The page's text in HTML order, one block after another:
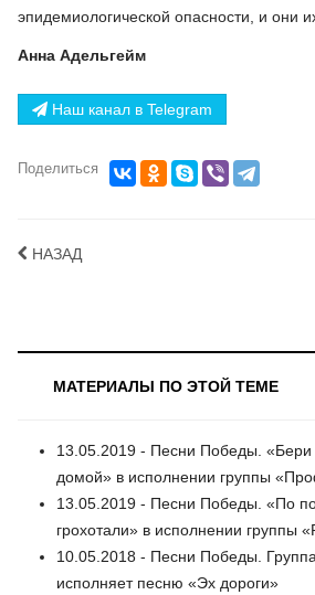
эпидемиологической опасности, и они
Анна Адельгейм
Наш канал в Telegram
Поделиться
НАЗАД
МАТЕРИАЛЫ ПО ЭТОЙ ТЕМЕ
13.05.2019 - Песни Победы.
домой» в исполнении группы
13.05.2019 - Песни Победы. «По
грохотали» в исполнении группы
10.05.2018 - Песни Победы.
исполняет песню «Эх дороги»